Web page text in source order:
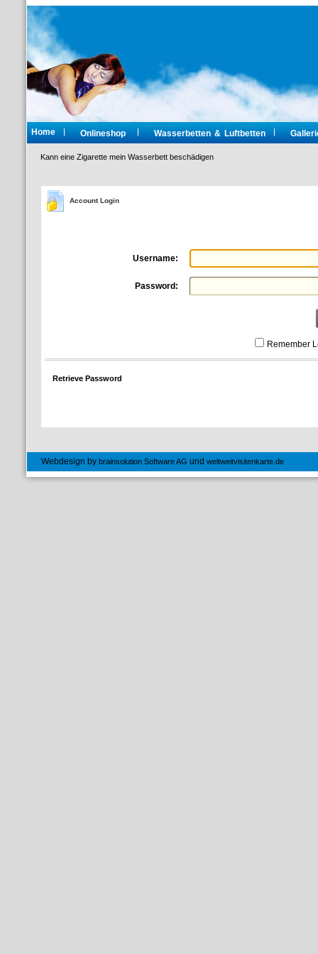
Home Onlineshop Wasserbetten & Luftbetten
Kann eine Zigarette mein Wasserbett beschädigen
Account Login
Username:
Password:
Remember
Retrieve Password
Webdesign by brainsolution Software AG und weltweitvisitenkarte.de